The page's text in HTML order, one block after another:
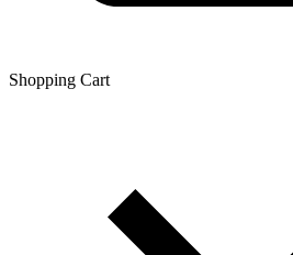
Shopping Сart